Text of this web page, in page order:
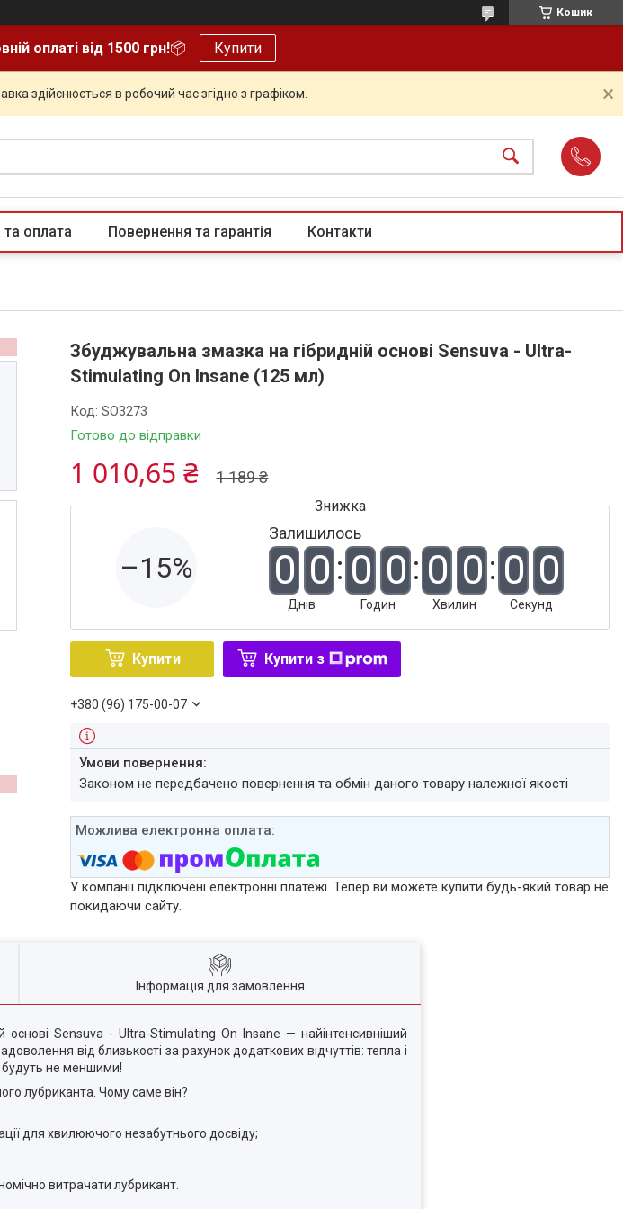
Кошик
оплаті від 1500 грн!📦 Купити
здійснюється в робочий час згідно з графіком.
оплата Повернення та гарантія Контакти
Збуджувальна змазка на гібридній основі Sensuva - Ultra-
Stimulating On Insane (125 мл)
Готово до відправки
Код:SO3273
1 189 ₴
1 010,65 ₴
–15%
Залишилось
0 0
Днів
0 0
Годин
0 0
Хвилин
0 0
Секунд
Купити Купити з
+380 (96) 175-00-07
Законом не передбачено повернення та обмін даного товару належної якості
У компанії підключені електронні платежі. Тепер ви можете купити будь-який товар не
покидаючи сайту.
Інформація для замовлення
Sensuva - Ultra-Stimulating On Insane — найінтенсивніший
від близькості за рахунок додаткових відчуттів: тепла і
будуть не меншими!
лубриканта. Чому саме він?
для хвилюючого незабутнього досвіду;
витрачати лубрикант.